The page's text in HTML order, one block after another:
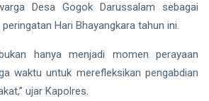
Desa Gogok Darussalam sebagai
Hari Bhayangkara tahun ini.
hanya menjadi momen perayaan
waktu untuk merefleksikan pengabdian
ujar Kapolres.